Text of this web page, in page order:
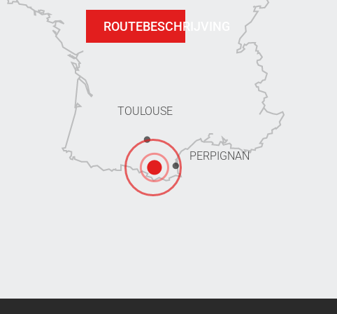
TOULOUSE
PERPIGNAN
ROUTEBESCHRIJVING